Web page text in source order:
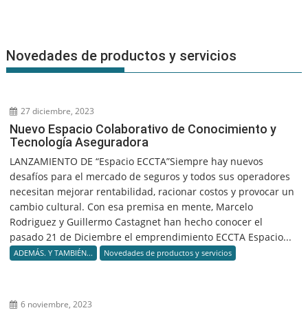
Novedades de productos y servicios
27 diciembre, 2023
Nuevo Espacio Colaborativo de Conocimiento y
Tecnología Aseguradora
LANZAMIENTO DE “Espacio ECCTA”Siempre hay nuevos
desafíos para el mercado de seguros y todos sus operadores
necesitan mejorar rentabilidad, racionar costos y provocar un
cambio cultural. Con esa premisa en mente, Marcelo
Rodriguez y Guillermo Castagnet han hecho conocer el
pasado 21 de Diciembre el emprendimiento ECCTA Espacio...
ADEMÁS. Y TAMBIÉN... Novedades de productos y servicios
6 noviembre, 2023